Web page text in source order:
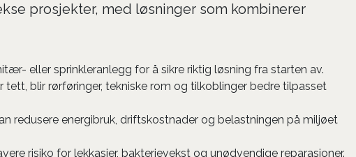
prosjekter, med løsninger som kombinerer
eller sprinkleranlegg for å sikre riktig løsning fra starten av.
blir rørføringer, tekniske rom og tilkoblinger bedre tilpasset
redusere energibruk, driftskostnader og belastningen på miljøet
risiko for lekkasjer, bakterievekst og unødvendige reparasjoner.